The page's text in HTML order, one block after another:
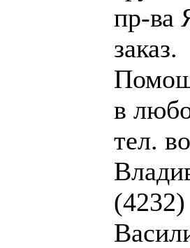
пр-ва
заказ.
в
тел. во